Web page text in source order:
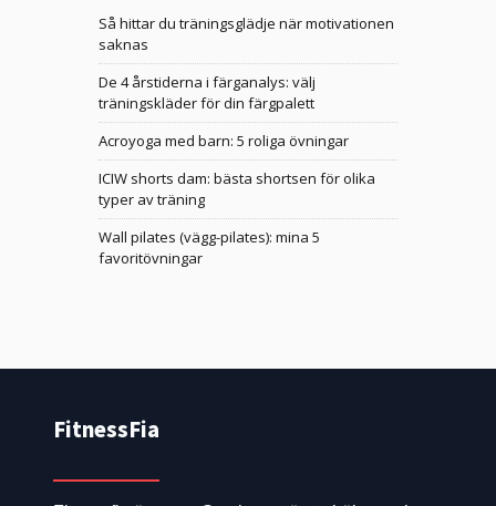
Så hittar du träningsglädje när motivationen
saknas
De 4 årstiderna i färganalys: välj
träningskläder för din färgpalett
Acroyoga med barn: 5 roliga övningar
ICIW shorts dam: bästa shortsen för olika
typer av träning
Wall pilates (vägg-pilates): mina 5
favoritövningar
FitnessFia